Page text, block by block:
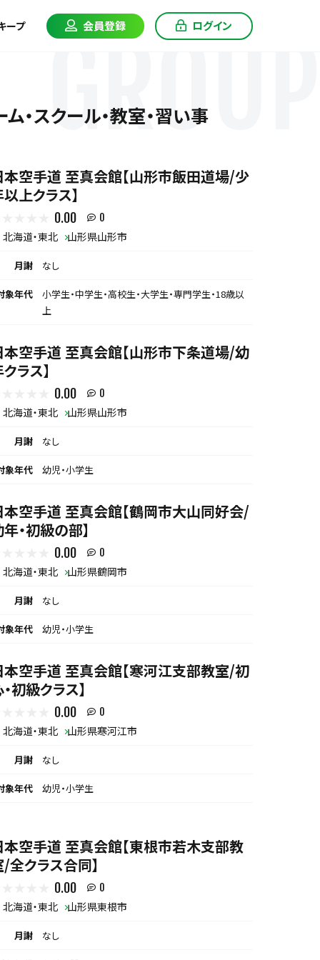
ープ 会員登録 ログイン
・スクール・教室・習い事
GROUP
本空手道 至真会館【山形市飯田道場/少
上クラス】
0.00 0
北海道・東北 山形県山形市
月謝 なし
象年代
小学生・中学生・高校生・大学生・専門学生・18歳以
上
本空手道 至真会館【山形市下条道場/幼
ラス】
0.00 0
北海道・東北 山形県山形市
月謝 なし
象年代 幼児・小学生
本空手道 至真会館【鶴岡市大山同好会/
・初級の部】
0.00 0
北海道・東北 山形県鶴岡市
月謝 なし
象年代 幼児・小学生
本空手道 至真会館【寒河江支部教室/初
初級クラス】
0.00 0
北海道・東北 山形県寒河江市
月謝 なし
象年代 幼児・小学生
本空手道 至真会館【東根市若木支部教
全クラス合同】
0.00 0
北海道・東北 山形県東根市
月謝 なし